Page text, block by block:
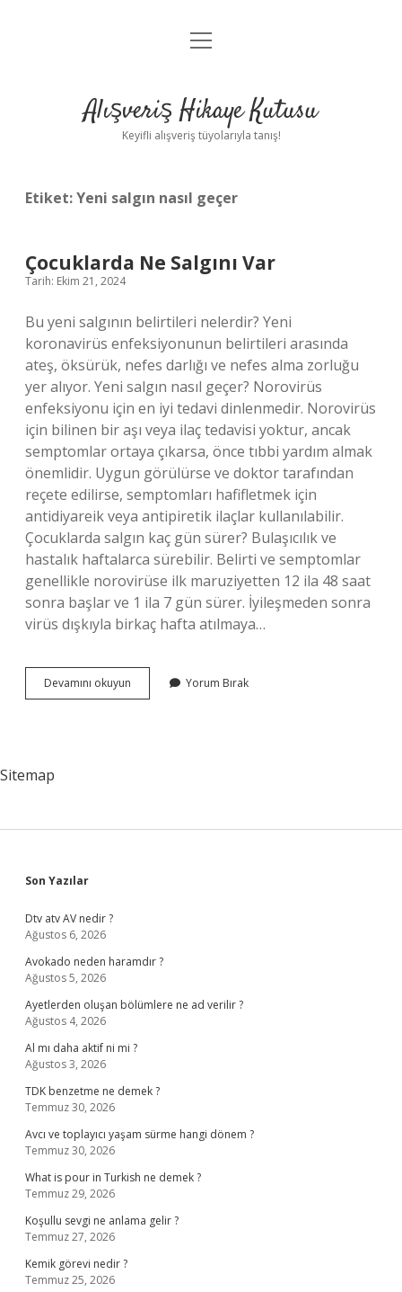
Anasayfa
Yasal Uyarı
menüyü
Alışveriş Hikaye Kutusu
Keyifli alışveriş tüyolarıyla tanış!
Etiket:Yeni salgın nasıl geçer
Çocuklarda Ne Salgını Var
Tarih: Ekim 21, 2024
Bu yeni salgının belirtileri nelerdir? Yeni
koronavirüs enfeksiyonunun belirtileri arasında
ateş, öksürük, nefes darlığı ve nefes alma zorluğu
yer alıyor. Yeni salgın nasıl geçer? Norovirüs
enfeksiyonu için en iyi tedavi dinlenmedir. Norovirüs
için bilinen bir aşı veya ilaç tedavisi yoktur, ancak
semptomlar ortaya çıkarsa, önce tıbbi yardım almak
önemlidir. Uygun görülürse ve doktor tarafından
reçete edilirse, semptomları hafifletmek için
antidiyareik veya antipiretik ilaçlar kullanılabilir.
Çocuklarda salgın kaç gün sürer? Bulaşıcılık ve
hastalık haftalarca sürebilir. Belirti ve semptomlar
genellikle norovirüse ilk maruziyetten 12 ila 48 saat
sonra başlar ve 1 ila 7 gün sürer. İyileşmeden sonra
virüs dışkıyla birkaç hafta atılmaya…
Devamını okuyun Çocuklarda
Ne
Yorum Bırak
Sitemap
Sidebar
Son Yazılar
Dtv atv AV nedir ?
Ağustos 6, 2026
Avokado neden haramdır ?
Ağustos 5, 2026
Ayetlerden oluşan bölümlere ne ad verilir ?
Ağustos 4, 2026
Al mı daha aktif ni mi ?
Ağustos 3, 2026
TDK benzetme ne demek ?
Temmuz 30, 2026
Avcı ve toplayıcı yaşam sürme hangi dönem ?
Temmuz 30, 2026
What is pour in Turkish ne demek ?
Temmuz 29, 2026
Koşullu sevgi ne anlama gelir ?
Temmuz 27, 2026
Kemik görevi nedir ?
Temmuz 25, 2026